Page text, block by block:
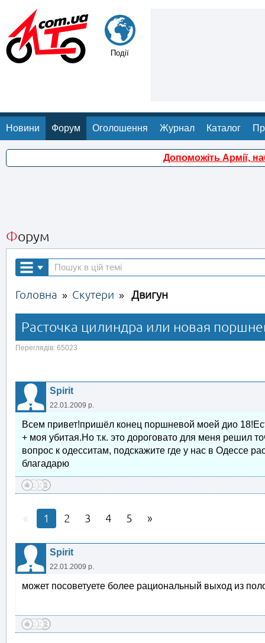
Події
Новини Форум Оголошення Журнал Каталог
Допоможіть Армії,
Форум
Головна » Скутери » Двигун
Расточка цилиндра или новая
Переглядів: 65023
Spirit
22.01.2009 р.
Всем привет!пришёл конец поршневой моей дио
+ моя убитая.Но т.к. это дороговато для меня решил
вопрос к одесситам, подскажите где у нас в Одессе
благадарю
1 2 3 4 5
Spirit
22.01.2009 р.
может посоветуете более рациональный выход из